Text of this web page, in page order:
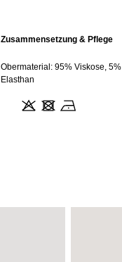
Zusammensetzung & Pflege
Obermaterial: 95% Viskose, 5%
Elasthan